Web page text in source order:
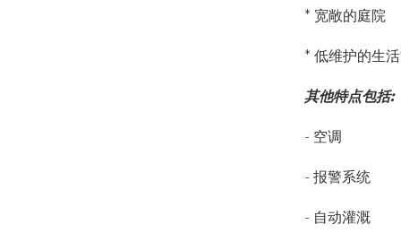
* 宽敞的庭院
* 低维护的生
其他特点包括:
- 空调
- 报警系统
- 自动灌溉